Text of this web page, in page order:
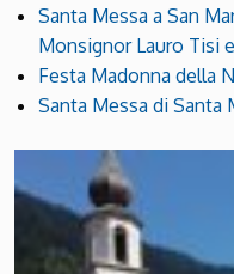
Santa Messa a San
Monsignor Lauro Tisi
Festa Madonna della
Santa Messa di Santa